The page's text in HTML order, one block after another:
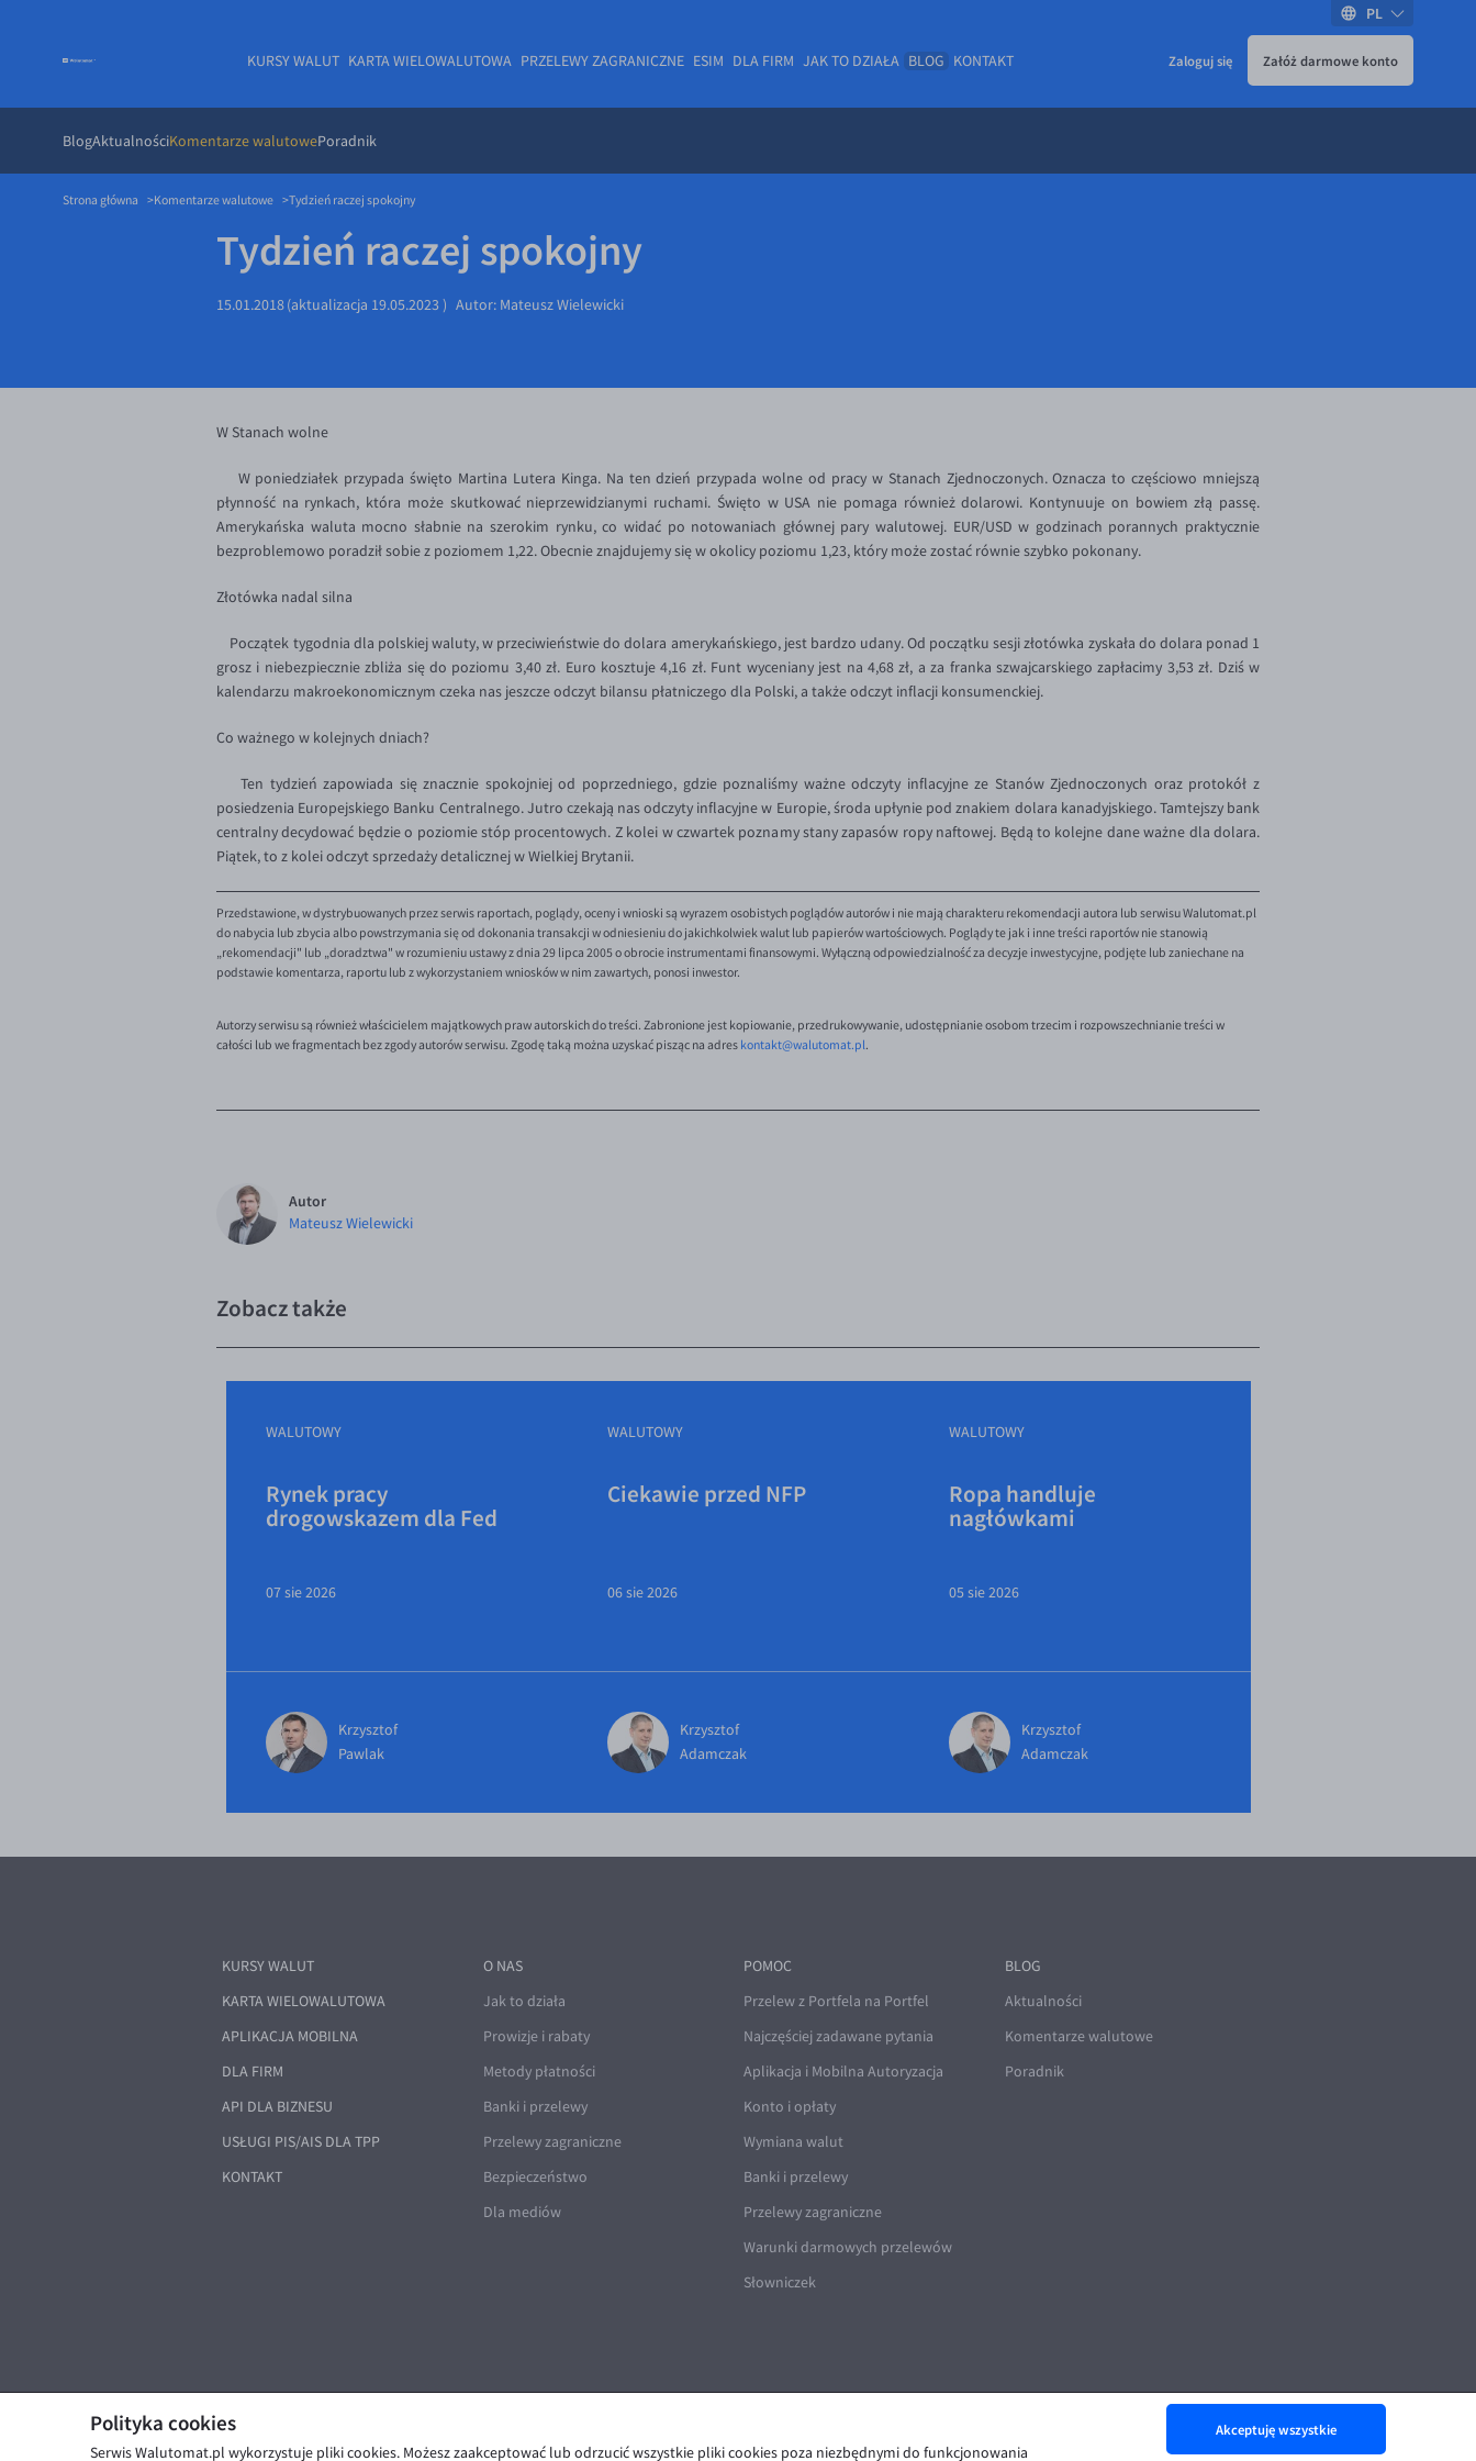
KURSY WALUT KARTA WIELOWALUTOWA PRZELEWY ZAGRANICZNE ESIM DLA FIRM JAK TO DZIAŁA BLOG
BlogAktualnościKomentarze walutowePoradnik
KONTAKT Zaloguj się Załóż darmowe konto
PL
Strona główna Komentarze walutowe Tydzień raczej spokojny
Tydzień raczej spokojny
15.01.2018(aktualizacja 19.05.2023 ) Autor: Mateusz Wielewicki
W Stanach wolne
W poniedziałek przypada święto Martina Lutera Kinga. Na ten dzień przypada wolne od pracy w Stanach Zjednoczonych. Oznacza to częściowo mniejszą
płynność na rynkach, która może skutkować nieprzewidzianymi ruchami. Święto w USA nie pomaga również dolarowi. Kontynuuje on bowiem złą passę.
Amerykańska waluta mocno słabnie na szerokim rynku, co widać po notowaniach głównej pary walutowej. EUR/USD w godzinach porannych praktycznie
bezproblemowo poradził sobie z poziomem 1,22. Obecnie znajdujemy się w okolicy poziomu 1,23, który może zostać równie szybko pokonany.
Złotówka nadal silna
Początek tygodnia dla polskiej waluty, w przeciwieństwie do dolara amerykańskiego, jest bardzo udany. Od początku sesji złotówka zyskała do dolara ponad 1
grosz i niebezpiecznie zbliża się do poziomu 3,40 zł. Euro kosztuje 4,16 zł. Funt wyceniany jest na 4,68 zł, a za franka szwajcarskiego zapłacimy 3,53 zł. Dziś w
kalendarzu makroekonomicznym czeka nas jeszcze odczyt bilansu płatniczego dla Polski, a także odczyt inflacji konsumenckiej.
Co ważnego w kolejnych dniach?
Ten tydzień zapowiada się znacznie spokojniej od poprzedniego, gdzie poznaliśmy ważne odczyty inflacyjne ze Stanów Zjednoczonych oraz protokół z
posiedzenia Europejskiego Banku Centralnego. Jutro czekają nas odczyty inflacyjne w Europie, środa upłynie pod znakiem dolara kanadyjskiego. Tamtejszy bank
centralny decydować będzie o poziomie stóp procentowych. Z kolei w czwartek poznamy stany zapasów ropy naftowej. Będą to kolejne dane ważne dla dolara.
Piątek, to z kolei odczyt sprzedaży detalicznej w Wielkiej Brytanii.
Przedstawione, w dystrybuowanych przez serwis raportach, poglądy, oceny i wnioski są wyrazem osobistych poglądów autorów i nie mają charakteru rekomendacji autora lub serwisu Walutomat.pl
do nabycia lub zbycia albo powstrzymania się od dokonania transakcji w odniesieniu do jakichkolwiek walut lub papierów wartościowych. Poglądy te jak i inne treści raportów nie stanowią
„rekomendacji" lub „doradztwa" w rozumieniu ustawy z dnia 29 lipca 2005 o obrocie instrumentami finansowymi. Wyłączną odpowiedzialność za decyzje inwestycyjne, podjęte lub zaniechane na
podstawie komentarza, raportu lub z wykorzystaniem wniosków w nim zawartych, ponosi inwestor.
Autorzy serwisu są również właścicielem majątkowych praw autorskich do treści. Zabronione jest kopiowanie, przedrukowywanie, udostępnianie osobom trzecim i rozpowszechnianie treści w
całości lub we fragmentach bez zgody autorów serwisu. Zgodę taką można uzyskać pisząc na adres kontakt@walutomat.pl.
Autor
Mateusz Wielewicki
Zobacz także
WALUTOWY
Rynek pracy
drogowskazem dla Fed
07 sie 2026
Krzysztof
Pawlak
WALUTOWY
Ciekawie przed NFP
06 sie 2026
Krzysztof
Adamczak
WALUTOWY
Ropa handluje
nagłówkami
05 sie 2026
Krzysztof
Adamczak
Polityka cookies
Serwis Walutomat.pl wykorzystuje pliki cookies. Możesz zaakceptować lub odrzucić wszystkie pliki cookies poza niezbędnymi do funkcjonowania
Akceptuję wszystkie
KURSY WALUT
KARTA WIELOWALUTOWA
APLIKACJA MOBILNA
DLA FIRM
API DLA BIZNESU
USŁUGI PIS/AIS DLA TPP
KONTAKT
O NAS
Jak to działa
Prowizje i rabaty
Metody płatności
Banki i przelewy
Przelewy zagraniczne
Bezpieczeństwo
Dla mediów
POMOC
Przelew z Portfela na Portfel
Najczęściej zadawane pytania
Aplikacja i Mobilna Autoryzacja
Konto i opłaty
Wymiana walut
Banki i przelewy
Przelewy zagraniczne
Warunki darmowych przelewów
Słowniczek
BLOG
Aktualności
Komentarze walutowe
Poradnik